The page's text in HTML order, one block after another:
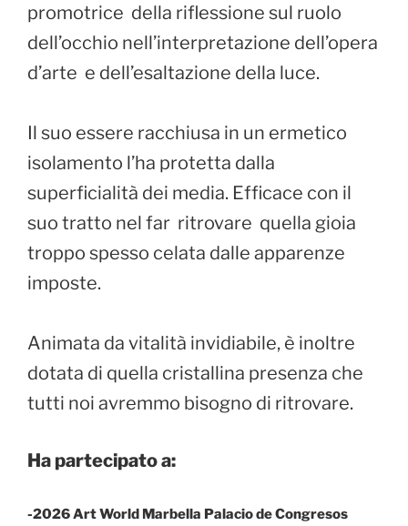
promotrice della riflessione sul ruolo
dell’occhio nell’interpretazione dell’opera
d’arte e dell’esaltazione della luce.
Il suo essere racchiusa in un ermetico
isolamento l’ha protetta dalla
superficialità dei media. Efficace con il
suo tratto nel far ritrovare quella gioia
troppo spesso celata dalle apparenze
imposte.
Animata da vitalità invidiabile, è inoltre
dotata di quella cristallina presenza che
tutti noi avremmo bisogno di ritrovare.
Ha partecipato a:
-2026Art World Marbella Palacio de Congresos